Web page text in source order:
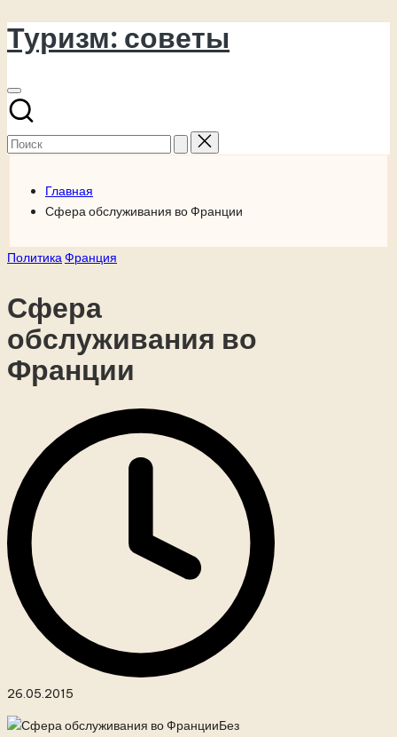
Перейти
к
Туризм: советы
Поиск
для:
Главная
Сфера обслуживания во Франции
Опубликовано
ПолитикаФранция
Сфера
обслуживания во
Франции
26.05.2015
Без